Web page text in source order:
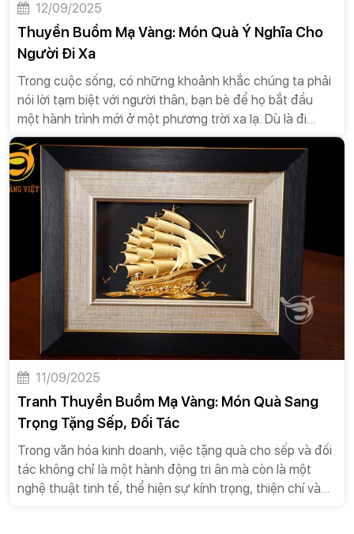
12/09/2025
Thuyền Buồm Mạ Vàng: Món Quà Ý Nghĩa Cho
Người Đi Xa
Trong cuộc sống, có những khoảnh khắc chúng ta phải
nói lời tạm biệt với người thân, bạn bè để họ bắt đầu
một hành trình mới ở một phương trời xa lạ. Dù là đi
công tác, học tập hay khởi nghiệp ở nước ngoài, những
chuyến đi này đều mang theo cả hy vọng và những nỗi
lo âu. Việc lựa chọn một món quà ý nghĩa không chỉ là
cách để bạn bày tỏ tình cảm mà còn là lời chúc bình an,
may mắn và thành công trên con đường sắp tới. Trong
số các vật phẩm mang tính biểu tượng, tranh thuyền
buồm mạ vàng nổi lên như một món quà hoàn hảo, một
biểu tượng mạnh mẽ cho lời chúc kinh điển “Thuận
buồm xuôi gió” và sự bình an trên hành trình mới.
11/09/2025
Tranh Thuyền Buồm Mạ Vàng: Món Quà Sang
Trọng Tặng Sếp, Đối Tác
Trong văn hóa kinh doanh, việc tặng quà cho sếp và đối
tác không chỉ là một hành động tri ân mà còn là một
nghệ thuật tinh tế, thể hiện sự kính trọng, thiện chí và